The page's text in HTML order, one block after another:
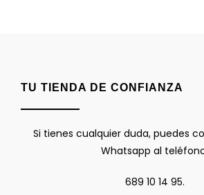
TU TIENDA DE CONFIANZA
Si tienes cualquier duda, puedes
Whatsapp al
689 10 14 95.